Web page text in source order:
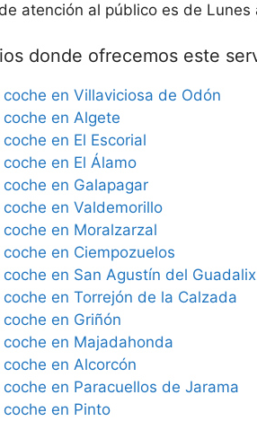
atención al público es de Lunes
donde ofrecemos este
en Villaviciosa de Odón
en Algete
en El Escorial
en El Álamo
en Galapagar
en Valdemorillo
en Moralzarzal
en Ciempozuelos
en San Agustín del Guadalix
en Torrejón de la Calzada
en Griñón
en Majadahonda
en Alcorcón
en Paracuellos de Jarama
en Pinto